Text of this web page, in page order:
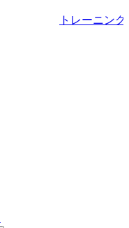
トレーニング